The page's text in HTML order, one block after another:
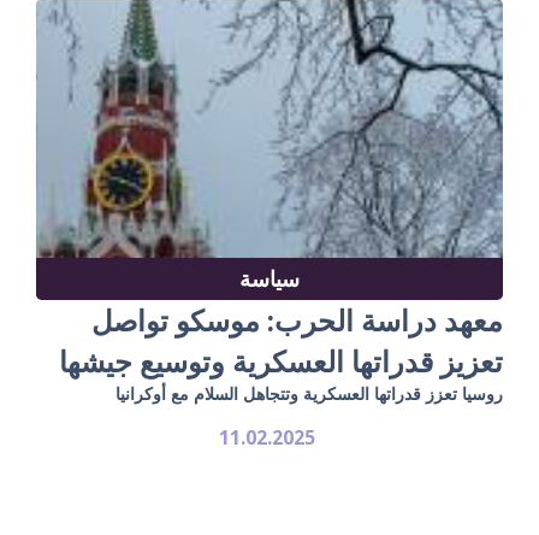
سياسة
معهد دراسة الحرب: موسكو تواصل
تعزيز قدراتها العسكرية وتوسيع جيشها
روسيا تعزز قدراتها العسكرية وتتجاهل السلام مع أوكرانيا
11.02.2025